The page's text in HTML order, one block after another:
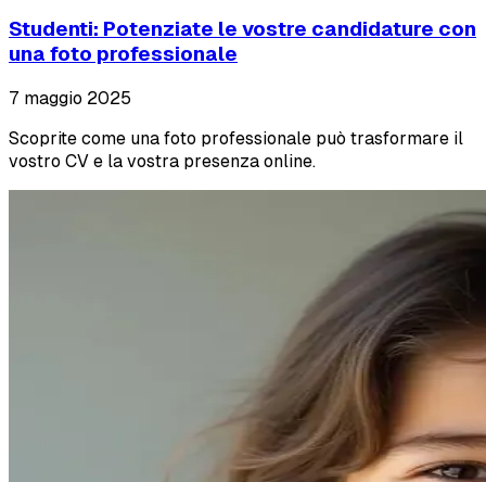
Studenti: Potenziate le vostre candidature con
una foto professionale
7 maggio 2025
Scoprite come una foto professionale può trasformare il
vostro CV e la vostra presenza online.